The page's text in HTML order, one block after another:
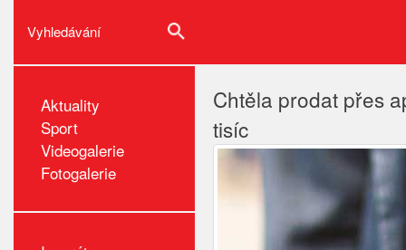
Aktuality
Sport
Videogalerie
Fotogalerie
Chtěla prodat přes
tisíc